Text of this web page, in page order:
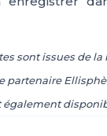
sont issues de la
partenaire
également